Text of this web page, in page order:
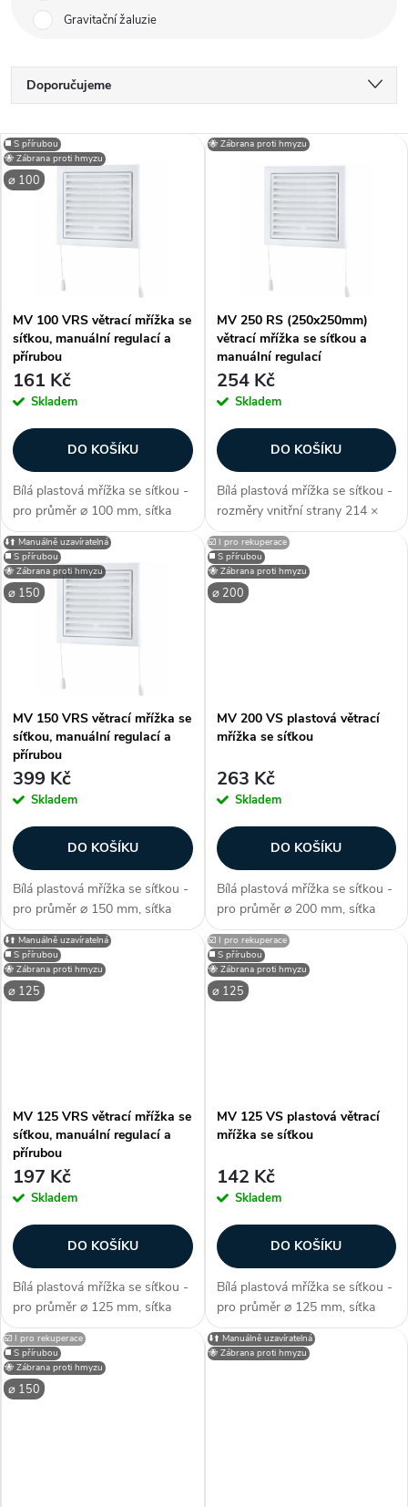
Gravitační žaluzie
Ř
a
z
í
p
r
o
d
u
k
Doporučujeme
Nejdražší
Nejprodávanější
Abecedně
V
ý
s
p
r
o
d
u
k
ů
⌀ 100
◼️ S přírubou
🐝 Zábrana proti hmyzu
MV 100 VRS větrací mřížka se
síťkou, manuální regulací a
přírubou
161 Kč
Skladem
DO KOŠÍKU
Bílá plastová mřížka se síťkou -
pro průměr ⌀ 100 mm, síťka
proti hmyzu, s přírubou, pevné
manuálně sklopitelné žaluzie,
pro vnitřní i vnější montáž,
ovládání pomocí páčky /...
🐝 Zábrana proti hmyzu
MV 250 RS (250x250mm)
větrací mřížka se síťkou a
manuální regulací
254 Kč
Skladem
DO KOŠÍKU
Bílá plastová mřížka se síťkou -
rozměry vnitřní strany 214 ×
214 mm (Š × V), síťka proti
hmyzu, bez příruby, pevné
manuálně sklopitelné žaluzie,
pro vnitřní i vnější montáž,...
⌀ 150
⬇️⬆️ Manuálně uzavíratelná
◼️ S přírubou
🐝 Zábrana proti hmyzu
MV 150 VRS větrací mřížka se
síťkou, manuální regulací a
přírubou
399 Kč
Skladem
DO KOŠÍKU
Bílá plastová mřížka se síťkou -
pro průměr ⌀ 150 mm, síťka
proti hmyzu, s přírubou, pevné
manuálně sklopitelné žaluzie,
pro vnitřní i vnější montáž,
ovládání pomocí páčky /...
⌀ 200
☑️ I pro rekuperace
◼️ S přírubou
🐝 Zábrana proti hmyzu
MV 200 VS plastová větrací
mřížka se síťkou
263 Kč
Skladem
DO KOŠÍKU
Bílá plastová mřížka se síťkou -
pro průměr ⌀ 200 mm, síťka
proti hmyzu, s přírubou,
elegantní minimalistické
zpracovní, snadná instalace,
pro vnitřní i vnější montáž,
⌀ 125
⬇️⬆️ Manuálně uzavíratelná
◼️ S přírubou
🐝 Zábrana proti hmyzu
MV 125 VRS větrací mřížka se
síťkou, manuální regulací a
přírubou
197 Kč
Skladem
DO KOŠÍKU
Bílá plastová mřížka se síťkou -
pro průměr ⌀ 125 mm, síťka
proti hmyzu, s přírubou, pevné
manuálně sklopitelné žaluzie,
pro vnitřní i vnější montáž,
ovládání pomocí páčky /...
⌀ 125
☑️ I pro rekuperace
◼️ S přírubou
🐝 Zábrana proti hmyzu
MV 125 VS plastová větrací
mřížka se síťkou
142 Kč
Skladem
DO KOŠÍKU
Bílá plastová mřížka se síťkou -
pro průměr ⌀ 125 mm, síťka
proti hmyzu, s přírubou,
elegantní minimalistické
⌀ 150
☑️ I pro rekuperace
◼️ S přírubou
🐝 Zábrana proti hmyzu
⬇️⬆️ Manuálně uzavíratelná
🐝 Zábrana proti hmyzu